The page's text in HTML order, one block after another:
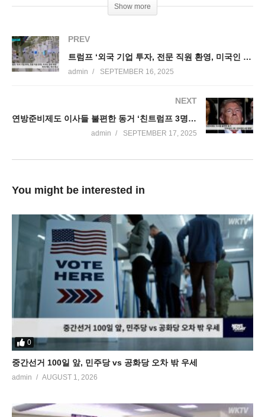
Show more
PREV
트럼프 ‘외국 기업 투자, 전문 직원 환영, 미국인 훈련 희망’ 비자 제도 개선 예고
admin SEPTEMBER 16, 2025
NEXT
연방준비제도 이사들 불편한 동거 ‘친트럼프 3명, 반트럼프 4명 팽팽’
admin SEPTEMBER 17, 2025
You might be interested in
0
중간선거 100일 앞, 민주당 vs 공화당 오차 밖 우세
admin AUGUST 1, 2026